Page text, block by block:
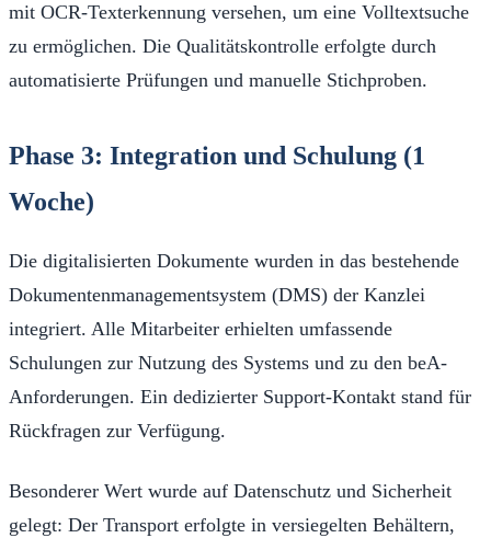
mit OCR-Texterkennung versehen, um eine Volltextsuche
zu ermöglichen. Die Qualitätskontrolle erfolgte durch
automatisierte Prüfungen und manuelle Stichproben.
Phase 3: Integration und Schulung (1
Woche)
Die digitalisierten Dokumente wurden in das bestehende
Dokumentenmanagementsystem (DMS) der Kanzlei
integriert. Alle Mitarbeiter erhielten umfassende
Schulungen zur Nutzung des Systems und zu den beA-
Anforderungen. Ein dedizierter Support-Kontakt stand für
Rückfragen zur Verfügung.
Besonderer Wert wurde auf Datenschutz und Sicherheit
gelegt: Der Transport erfolgte in versiegelten Behältern,